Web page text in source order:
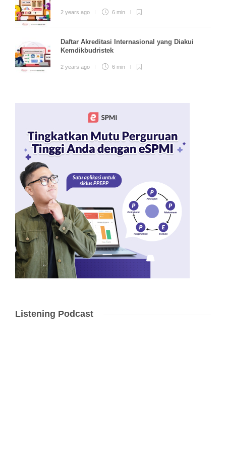
2 years ago 6 min
Daftar Akreditasi Internasional yang Diakui
Kemdikbudristek
2 years ago 6 min
Listening Podcast